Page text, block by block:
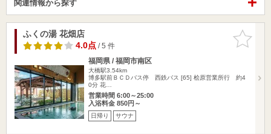
関連情報から探す
お気に入
りに追加
ふくの湯 花畑店
4.0点/ 5 件
福岡県 / 福岡市南区
大橋駅3.54km
博多駅前ＢＣＤバス停 西鉄バス [65] 桧原営業所行 約4
0分 花…
営業時間 6:00～25:00
入浴料金 850円～
日帰り サウナ